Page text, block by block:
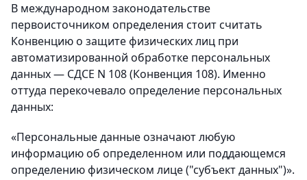
В международном законодательстве
первоисточником определения стоит считать
Конвенцию о защите физических лиц при
автоматизированной обработке персональных
данных — СДСЕ N 108 (Конвенция 108). Именно
оттуда перекочевало определение персональных
данных:
«Персональные данные означают любую
информацию об определенном или поддающемся
определению физическом лице ("субъект данных")».